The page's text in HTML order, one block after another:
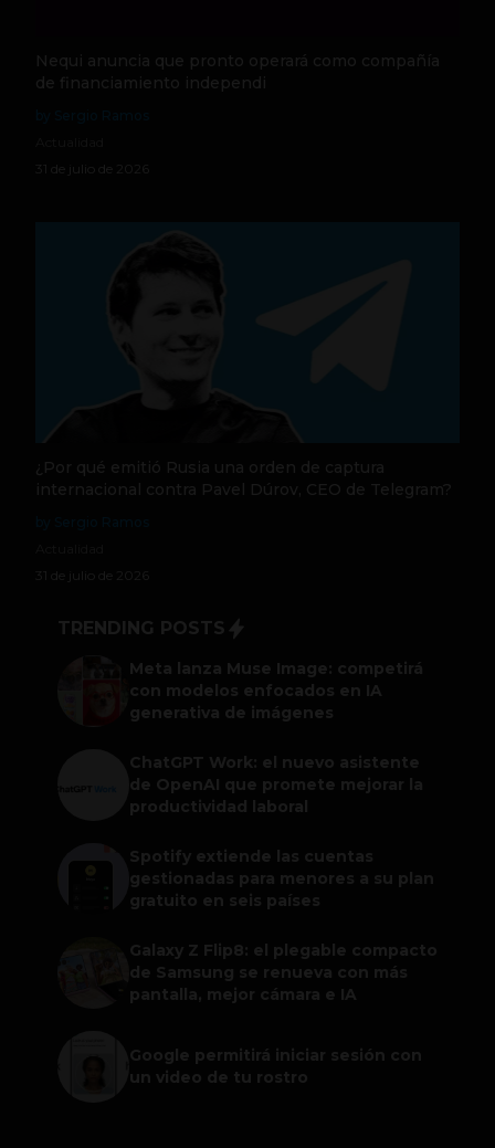
Nequi anuncia que pronto operará como compañía
de financiamiento independi
31 de julio de 2026
¿Por qué emitió Rusia una orden de captura
internacional contra Pavel Dúrov, CEO de Telegram?
31 de julio de 2026
TRENDING POSTS
Meta lanza Muse Image: competirá
con modelos enfocados en IA
generativa de imágenes
ChatGPT Work: el nuevo asistente
de OpenAI que promete mejorar la
productividad laboral
Spotify extiende las cuentas
gestionadas para menores a su plan
gratuito en seis países
Galaxy Z Flip8: el plegable compacto
de Samsung se renueva con más
pantalla, mejor cámara e IA
Google permitirá iniciar sesión con
un video de tu rostro